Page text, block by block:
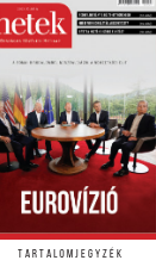
TARTALOMJEGYZÉK